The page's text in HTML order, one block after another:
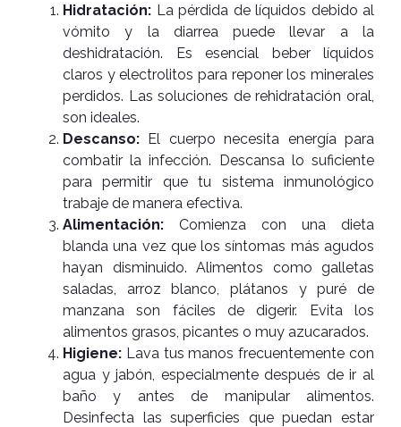
Hidratación: La pérdida de líquidos debido al
vómito y la diarrea puede llevar a la
deshidratación. Es esencial beber líquidos
claros y electrolitos para reponer los minerales
perdidos. Las soluciones de rehidratación oral,
son ideales.
Descanso: El cuerpo necesita energía para
combatir la infección. Descansa lo suficiente
para permitir que tu sistema inmunológico
trabaje de manera efectiva.
Alimentación: Comienza con una dieta
blanda una vez que los síntomas más agudos
hayan disminuido. Alimentos como galletas
saladas, arroz blanco, plátanos y puré de
manzana son fáciles de digerir. Evita los
alimentos grasos, picantes o muy azucarados.
Higiene: Lava tus manos frecuentemente con
agua y jabón, especialmente después de ir al
baño y antes de manipular alimentos.
Desinfecta las superficies que puedan estar